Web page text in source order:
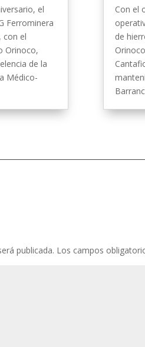
el
Ferrominera
con el
Orinoco,
de la
Médico-
Con el
de
publicada. Los campos